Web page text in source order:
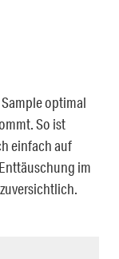
optimal
So ist
einfach auf
im